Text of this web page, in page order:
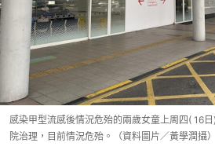
感染甲型流感後情況危殆的兩歲女童上周四( 16
院治理，目前情況危殆。（資料圖片／黃學潤攝）